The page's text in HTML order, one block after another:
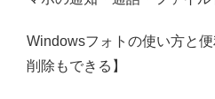
Windowsフォトの使い方と
削除もできる】